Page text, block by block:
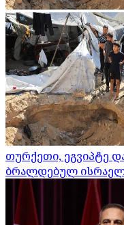
თურქეთი, ეგვიპტე
ბრალდებულ